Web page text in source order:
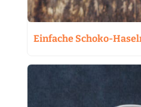
Einfache Schoko-